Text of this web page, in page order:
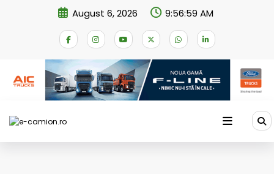
August 6, 2026 9:56:59 AM